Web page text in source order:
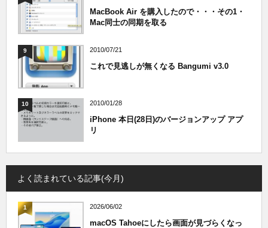
MacBook Air を購入したので・・・その1・
Mac同士の同期を取る
9 2010/07/21
これで見逃しが無くなる Bangumi v3.0
10 2010/01/28
iPhone 本日(28日)のバージョンアップ アプ
リ
よく読まれている記事(今月)
1 2026/06/02
macOS Tahoeにしたら画面が見づらくなっ